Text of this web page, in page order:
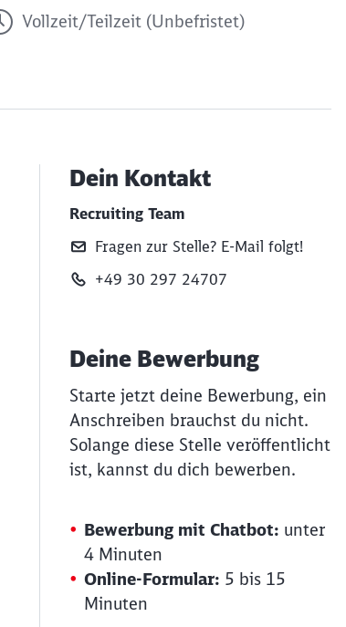
Vollzeit/Teilzeit (Unbefristet)
Dein Kontakt
Recruiting Team
Fragen zur Stelle? E‑Mail folgt!
+49 30 297 24707
Deine Bewerbung
Starte jetzt deine Bewerbung, ein
Anschreiben brauchst du nicht.
Solange diese Stelle veröffentlicht
ist, kannst du dich bewerben.
Bewerbung mit Chatbot: unter
4 Minuten
Online-Formular: 5 bis 15
Minuten